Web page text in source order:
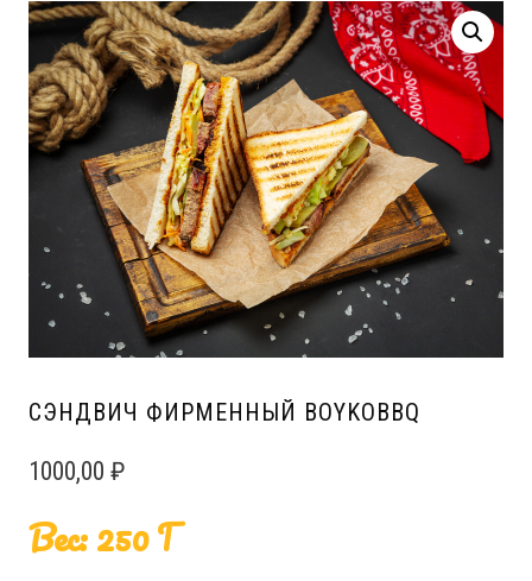
СЭНДВИЧ ФИРМЕННЫЙ BOYKOBBQ
1000,00 ₽
Вес: 250 Г